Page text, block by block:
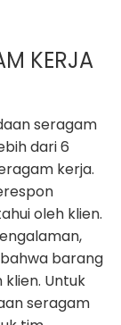
KERJA
seragam
dari 6
kerja.
oleh klien.
barang
klien. Untuk
seragam